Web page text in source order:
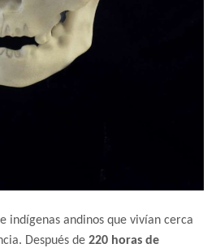
indígenas andinos que vivían cerca
Después de 220 horas de